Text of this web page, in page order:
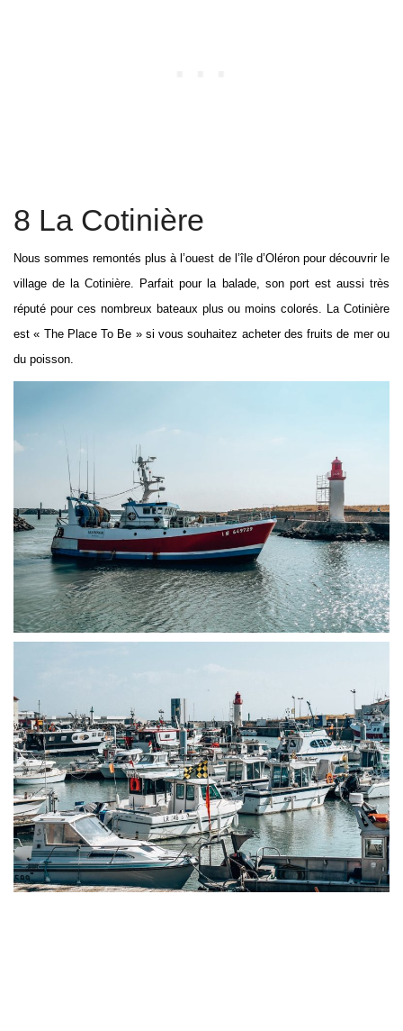
8 La Cotinière
Nous sommes remontés plus à l’ouest de l’île d’Oléron pour découvrir le
village de la Cotinière. Parfait pour la balade, son port est aussi très
réputé pour ces nombreux bateaux plus ou moins colorés. La Cotinière
est « The Place To Be » si vous souhaitez acheter des fruits de mer ou
du poisson.